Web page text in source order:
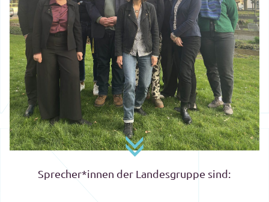
Sprecher*innen der Landesgruppe sind: